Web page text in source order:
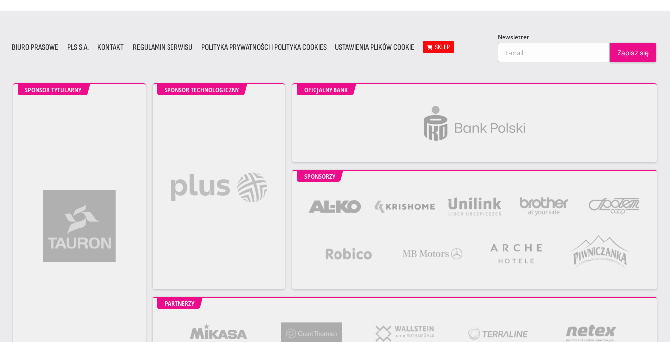
BIURO PRASOWE PLS S.A. KONTAKT REGULAMIN SERWISU POLITYKA PRYWATNOŚCI I POLITYKA COOKIES USTAWIENIA PLIKÓW COOKIE SKLEP
Newsletter
SPONSOR TYTULARNY SPONSOR TECHNOLOGICZNY OFICJALNY BANK
SPONSORZY
PARTNERZY